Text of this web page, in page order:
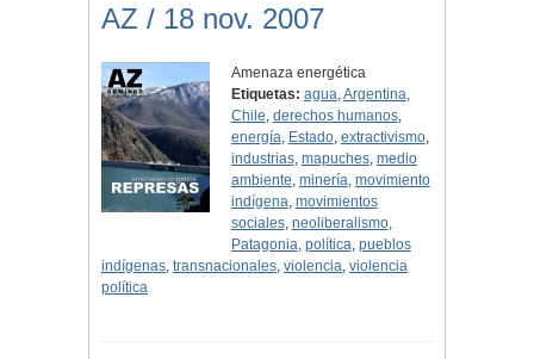
AZ / 18 nov. 2007
Amenaza energética
Etiquetas: agua,Argentina,
Chile, derechos humanos,
energía, Estado, extractivismo,
industrias, mapuches, medio
ambiente, minería, movimiento
indígena, movimientos
sociales, neoliberalismo,
Patagonia, política, pueblos
indígenas, transnacionales, violencia, violencia
política